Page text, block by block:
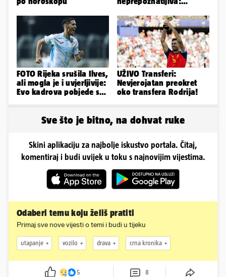
ovako sad izgleda
FOTO Rijeka srušila Ilves,
ali mogla je i uvjerljivije:
Evo kadrova pobjede s
UŽIVO Transferi:
Nevjerojatan preokret
oko transfera Rodrija!
Sve što je bitno, na dohvat ruke
Skini aplikaciju za najbolje iskustvo portala. Čitaj,
komentiraj i budi uvijek u toku s najnovijim vijestima.
Odaberi temu koju želiš pratiti
Primaj sve nove vijesti o temi i budi u tijeku
utapanje vozilo drava crna kronika
5 8